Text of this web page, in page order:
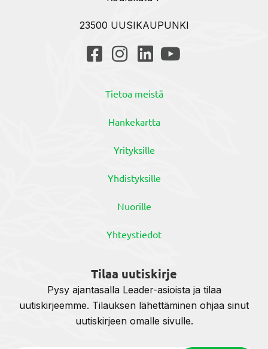
23500 UUSIKAUPUNKI
Tietoa meistä
Hankekartta
Yrityksille
Yhdistyksille
Nuorille
Yhteystiedot
Tilaa uutiskirje
Pysy ajantasalla Leader-asioista ja tilaa
uutiskirjeemme. Tilauksen lähettäminen ohjaa sinut
uutiskirjeen omalle sivulle.